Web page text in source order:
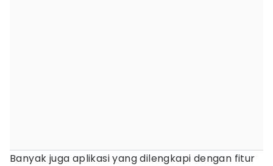
Banyak juga aplikasi yang dilengkapi dengan fitur